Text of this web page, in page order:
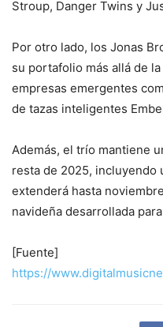
Stroup, Danger Twins y
Por otro lado, los Jonas
su portafolio más allá de
empresas emergentes
de tazas inteligentes
Además, el trío mantiene
resta de 2025, incluyendo
extenderá hasta
navideña desarrollada
[Fuente]
https://